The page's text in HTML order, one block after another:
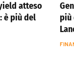
atteso
è più del
più